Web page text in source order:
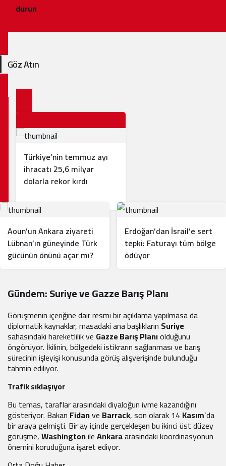
durun
Göz Atın
Türkiye’nin temmuz ayı
ihracatı 25,6 milyar
dolarla rekor kırdı
Aoun’un Ankara ziyareti
Lübnan’ın güneyinde Türk
gücünün önünü açar mı?
Erdoğan’dan İsrail’e sert
tepki: Faturayı tüm bölge
ödüyor
Gündem: Suriye ve Gazze Barış Planı
Görüşmenin içeriğine dair resmi bir açıklama yapılmasa da
diplomatik kaynaklar, masadaki ana başlıkların Suriye
sahasındaki hareketlilik ve Gazze Barış Planıolduğunu
öngörüyor. İkilinin, bölgedeki istikrarın sağlanması ve barış
sürecinin işleyişi konusunda görüş alışverişinde bulunduğu
tahmin ediliyor.
Trafik sıklaşıyor
Bu temas, taraflar arasındaki diyaloğun ivme kazandığını
gösteriyor. Bakan Fidanve Barrack, son olarak 14Kasım‘da
bir araya gelmişti. Bir ay içinde gerçekleşen bu ikinci üst düzey
görüşme,WashingtonileAnkaraarasındaki koordinasyonun
önemini koruduğuna işaret ediyor.